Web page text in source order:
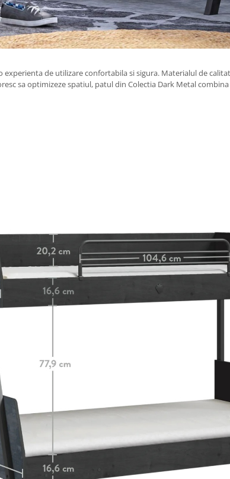
de utilizare confortabila si sigura. Materialul de
sa optimizeze spatiul, patul din Colectia Dark Metal